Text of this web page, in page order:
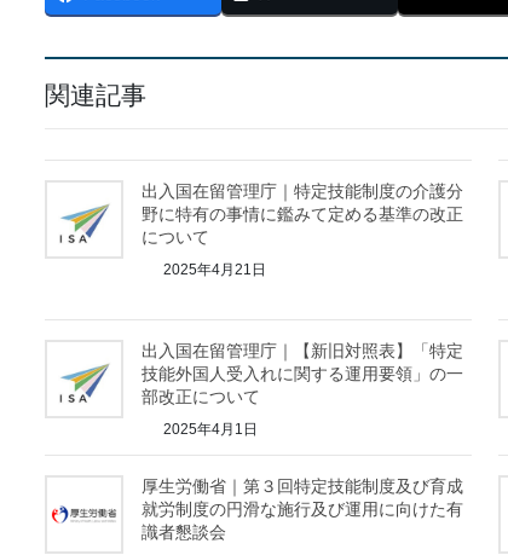
関連記事
出入国在留管理庁｜特定技能制度の介護分
野に特有の事情に鑑みて定める基準の改正
について
2025年4月21日
出入国在留管理庁｜【新旧対照表】「特定
技能外国人受入れに関する運用要領」の一
部改正について
2025年4月1日
厚生労働省｜第３回特定技能制度及び育成
就労制度の円滑な施行及び運用に向けた有
識者懇談会